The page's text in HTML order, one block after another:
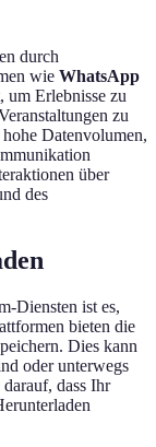
durch
wie WhatsApp
um Erlebnisse zu
zu
Datenvolumen,
über
des
Diensten ist es,
bieten die
Dies kann
oder unterwegs
dass Ihr